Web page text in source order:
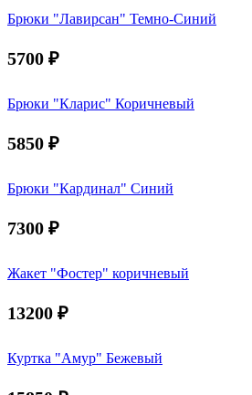
Брюки "Лавирсан" Темно-Синий
5700 ₽
Брюки "Кларис" Коричневый
5850 ₽
Брюки "Кардинал" Синий
7300 ₽
Жакет "Фостер" коричневый
13200 ₽
Куртка "Амур" Бежевый